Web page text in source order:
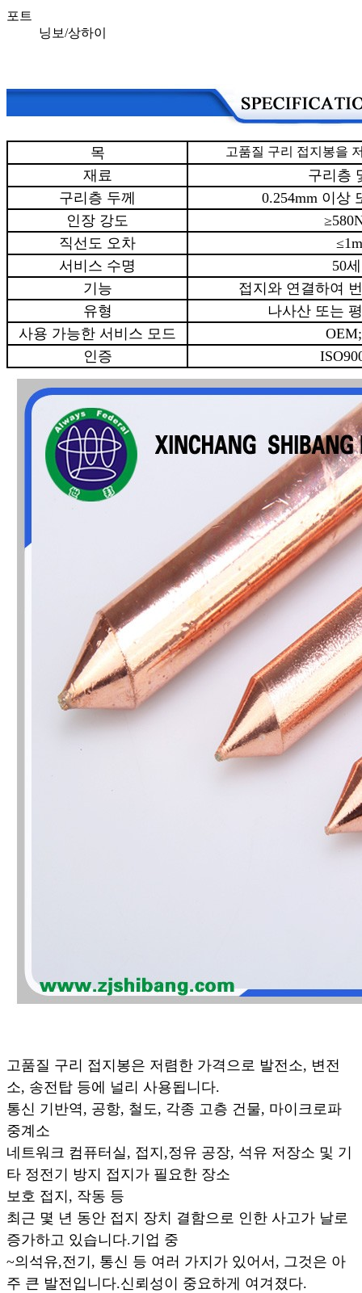
포트
닝보/상하이
목 고품질 구리 접지봉을
재료
구리층
구리층 두께
0.254mm 이상
인장 강도
직선도 오차
서비스 수명
50
기능
접지와 연결하여
유형
나사산 또는
사용 가능한 서비스 모드
인증
고품질 구리 접지봉은 저렴한 가격으로 발전소, 변전
소, 송전탑 등에 널리 사용됩니다.
통신 기반역, 공항, 철도, 각종 고층 건물, 마이크로파
중계소
네트워크 컴퓨터실, 접지,정유 공장, 석유 저장소 및 기
타 정전기 방지 접지가 필요한 장소
보호 접지, 작동 등
최근 몇 년 동안 접지 장치 결함으로 인한 사고가 날로
증가하고 있습니다.기업 중
~의 석유,전기, 통신 등 여러 가지가 있어서, 그것은 아
주 큰 발전입니다.신뢰성이 중요하게 여겨졌다.